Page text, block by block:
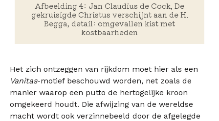
Afbeelding 4: Jan Claudius de Cock, De
gekruisigde Christus verschijnt aan de H.
Begga, detail: omgevallen kist met
kostbaarheden
Het zich ontzeggen van rijkdom moet hier als een
Vanitas-motief beschouwd worden, net zoals de
manier waarop een putto de hertogelijke kroon
omgekeerd houdt. Die afwijzing van de wereldse
macht wordt ook verzinnebeeld door de afgelegde